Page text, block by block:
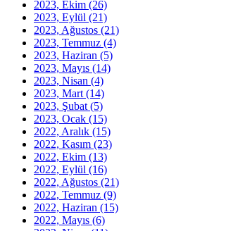
2023, Ekim (26)
2023, Eylül (21)
2023, Ağustos (21)
2023, Temmuz (4)
2023, Haziran (5)
2023, Mayıs (14)
2023, Nisan (4)
2023, Mart (14)
2023, Şubat (5)
2023, Ocak (15)
2022, Aralık (15)
2022, Kasım (23)
2022, Ekim (13)
2022, Eylül (16)
2022, Ağustos (21)
2022, Temmuz (9)
2022, Haziran (15)
2022, Mayıs (6)